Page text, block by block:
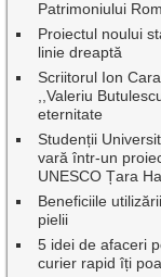
Patrimoniului
Proiectul noului
linie dreaptă
Scriitorul Ion
,,Valeriu
eternitate
Studenții
vară într-un
UNESCO Țara
Beneficiile
pielii
5 idei de afaceri
curier rapid îți